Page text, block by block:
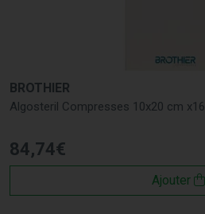
BROTHIER
Algosteril Compresses 10x20 cm x16
84,74€
Ajouter